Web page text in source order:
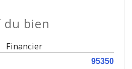
du bien
Financier
95350